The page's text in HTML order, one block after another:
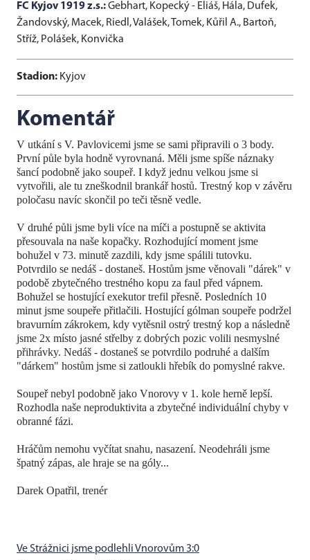
FC Kyjov 1919 z.s.:Gebhart, Kopecký - Eliáš, Hála, Dufek,
Žandovský, Macek, Riedl, Valášek, Tomek, Kůřil A., Bartoň,
Stříž, Polášek, Konvička
Stadion: Kyjov
Komentář
V utkání s V. Pavlovicemi jsme se sami připravili o 3 body.
První půle byla hodně vyrovnaná. Měli jsme spíše náznaky
šancí podobně jako soupeř. I když jednu velkou jsme si
vytvořili, ale tu zneškodnil brankář hostů. Trestný kop v závěru
poločasu navíc skončil po teči těsně vedle.
V druhé půli jsme byli více na míči a postupně se aktivita
přesouvala na naše kopačky. Rozhodující moment jsme
bohužel v 73. minutě zazdili, kdy jsme spálili tutovku.
Potvrdilo se nedáš - dostaneš. Hostům jsme věnovali "dárek" v
podobě zbytečného trestného kopu za faul před vápnem.
Bohužel se hostující exekutor trefil přesně. Posledních 10
minut jsme soupeře přitlačili. Hostující gólman soupeře podržel
bravurním zákrokem, kdy vytěsnil ostrý trestný kop a následně
jsme 2x místo jasné střelby z dobrých pozic volili nesmyslné
přihrávky. Nedáš - dostaneš se potvrdilo podruhé a dalším
"dárkem" hostům jsme si zatloukli hřebík do pomyslné rakve.
Soupeř nebyl podobně jako Vnorovy v 1. kole herně lepší.
Rozhodla naše neproduktivita a zbytečné individuální chyby v
obranné fázi.
Hráčům nemohu vyčítat snahu, nasazení. Neodehráli jsme
špatný zápas, ale hraje se na góly...
Darek Opatřil, trenér
Ve Strážnici jsme podlehli Vnorovům 3:0